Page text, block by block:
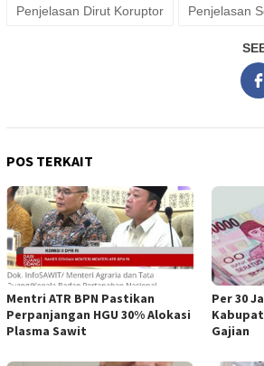
Penjelasan Dirut Koruptor Penjelasan
POS TERKAIT
Mentri ATR BPN Pastikan
Perpanjangan HGU 30% Alokasi
Plasma Sawit
Per 30
Gajian